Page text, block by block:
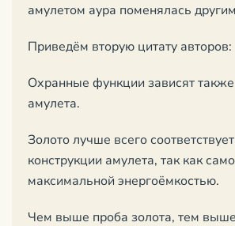
амулетом аура поменялась
Приведём вторую цитату авторов:
Охранные функции зависят
амулета.
Золото лучше всего
конструкции амулета, так как
максимальной энергоёмкостью.
Чем выше проба золота, тем выше